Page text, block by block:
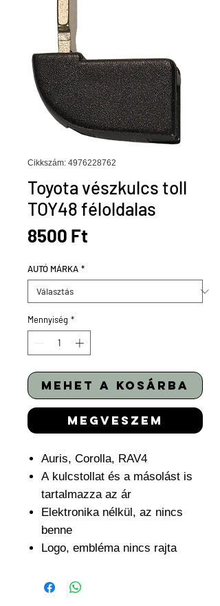
Cikkszám: 4976228762
Toyota vészkulcs toll
TOY48 féloldalas
8500 Ft
AUTÓ MÁRKA *
Mennyiség *
mehet a kosárba
megveszem
Auris, Corolla, RAV4
A kulcstollat és a másolást is
tartalmazza az ár
Elektronika nélkül, az nincs
benne
Logo, embléma nincs rajta